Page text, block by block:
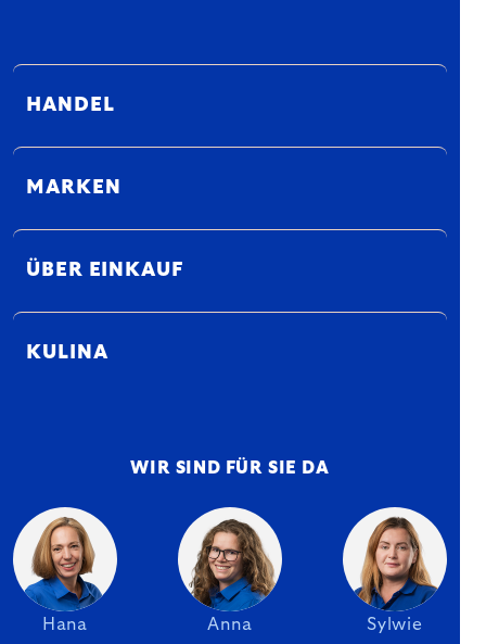
HANDEL
MARKEN
ÜBER EINKAUF
KULINA
WIR SIND FÜR SIE DA
Hana Anna Sylwie